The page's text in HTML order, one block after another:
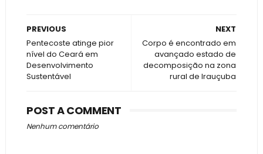
NEXT
Corpo é encontrado em
avançado estado de
decomposição na zona
rural de Irauçuba
PREVIOUS
Pentecoste atinge pior
nível do Ceará em
Desenvolvimento
Sustentável
POST A COMMENT
Nenhum comentário